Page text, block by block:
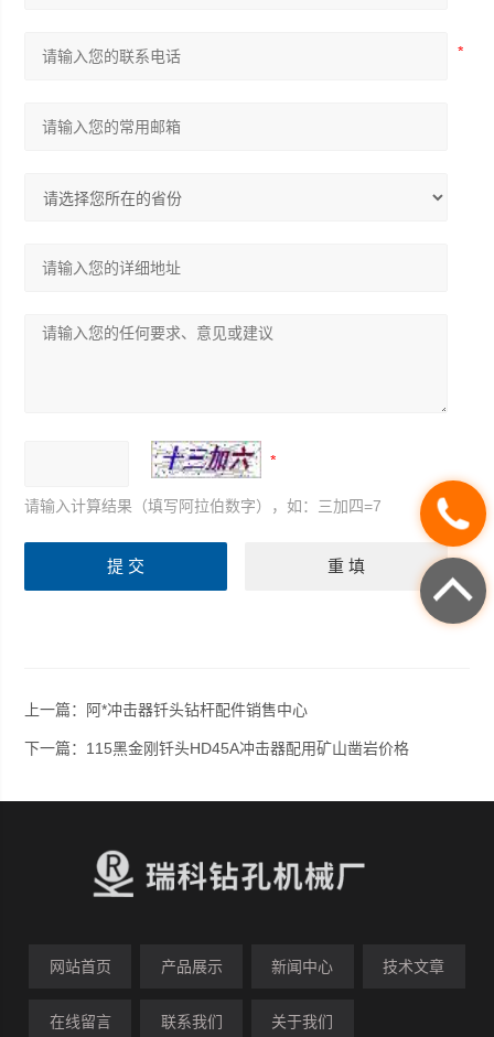
请输入计算结果（填写阿拉伯数字），如：三加四=7
上一篇： 阿*冲击器钎头钻杆配件销售中心
下一篇： 115黑金刚钎头HD45A冲击器配用矿山凿岩价格
网站首页 产品展示 新闻中心 技术文章
在线留言 联系我们 关于我们